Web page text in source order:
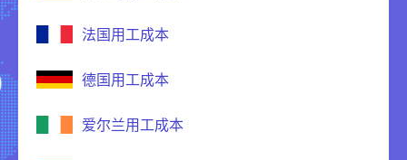
法国用工成本
德国用工成本
爱尔兰用工成本